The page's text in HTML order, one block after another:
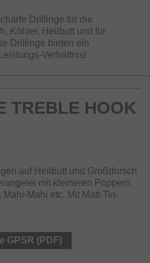
Drillinge für die
Köhler, Heilbutt und für
Drillinge bieten ein
Verhältnis!
TREBLE HOOK
auf Heilbutt und Großdorsch
mit kleineren Poppern
Mahi etc. Mit Matt-Tin-
GPSR (PDF)